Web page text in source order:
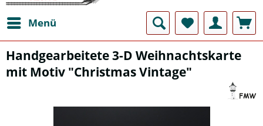
Menü
Handgearbeitete 3-D Weihnachtskarte
mit Motiv "Christmas Vintage"